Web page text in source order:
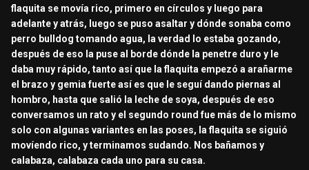
flaquita se movía rico, primero en círculos y luego para
adelante y atrás, luego se puso asaltar y dónde sonaba como
perro bulldog tomando agua, la verdad lo estaba gozando,
después de eso la puse al borde dónde la penetre duro y le
daba muy rápido, tanto así que la flaquita empezó a arañarme
el brazo y gemia fuerte así es que le seguí dando piernas al
hombro, hasta que salió la leche de soya, después de eso
conversamos un rato y el segundo round fue más de lo mismo
solo con algunas variantes en las poses, la flaquita se siguió
movíendo rico, y terminamos sudando. Nos bañamos y
calabaza, calabaza cada uno para su casa.